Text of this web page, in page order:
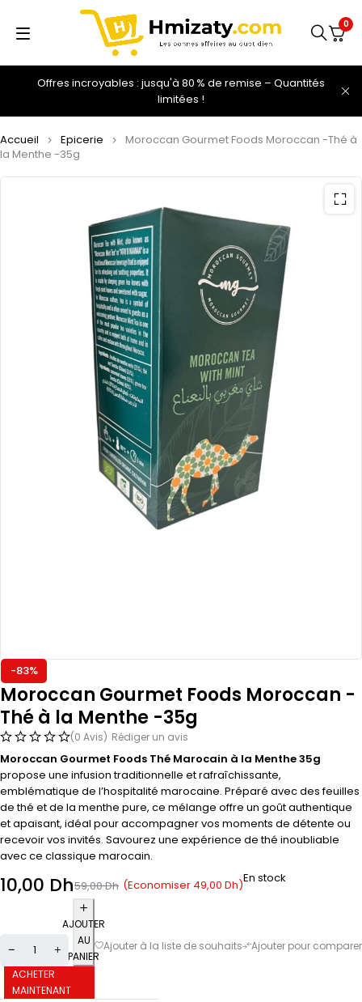
Offres incroyables : jusqu'à 80 % de remise – Quantités
limitées !
0
Accueil Epicerie
Moroccan Gourmet Foods Moroccan -Thé à
la Menthe -35g
-83%
Moroccan Gourmet Foods Moroccan -
Thé à la Menthe -35g
(0 Avis) Rédiger un avis
Moroccan Gourmet Foods Thé Marocain à la Menthe 35g
propose une infusion traditionnelle et rafraîchissante,
emblématique de l’hospitalité marocaine. Préparé avec des feuilles
de thé et de la menthe pure, ce mélange offre un goût authentique
et apaisant, idéal pour accompagner vos moments de détente ou
recevoir vos invités. Savourez une expérience de thé inoubliable
avec ce classique marocain.
59,00Dh
10,00 Dh (Economiser 49,00 Dh)En stock
AJOUTER
AU
PANIER
ACHETER
MAINTENANT